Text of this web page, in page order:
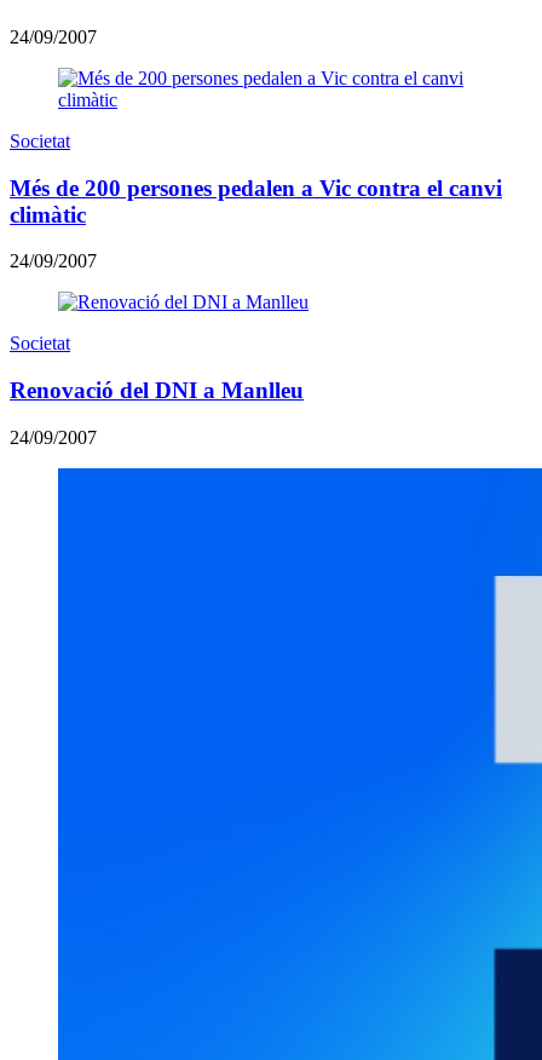
24/09/2007
Societat
Més de 200 persones pedalen a Vic contra el canvi
climàtic
24/09/2007
Societat
Renovació del DNI a Manlleu
24/09/2007